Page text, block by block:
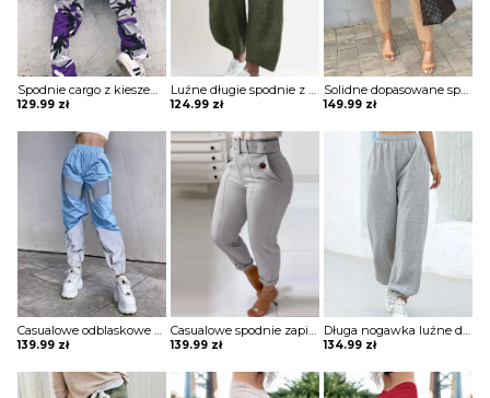
Spodnie cargo z kieszeniami w kamuflażu Annegien
129.99 zł
Luźne długie spodnie z solidną kieszenią szorty Dotty
124.99 zł
Solidne dopasowane spodnie z kieszeniami Thordis
149.99 zł
Casualowe odblaskowe spodnie dresowe colorblock szorty Deonna
139.99 zł
Casualowe spodnie zapinane na guziki Hiroko
139.99 zł
Długa nogawka luźne dresowe jednolite bez wzoru ściągacz wiązane kieszenie casual spodnie Iyana
134.99 zł